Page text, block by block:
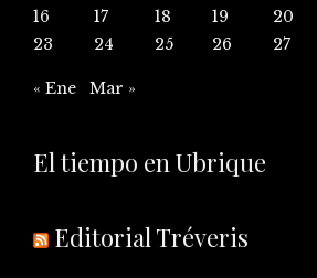
16
17 18 19 20
23
24 25 26 27
« Ene Mar »
El tiempo en Ubrique
Editorial Tréveris